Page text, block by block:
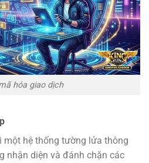
hóa giao dịch
một hệ thống tường lửa thông
nhận diện và đánh chặn các